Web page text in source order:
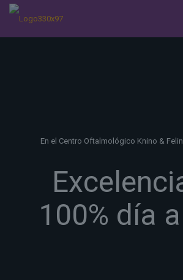
En el Centro Oftalmológico Knino &
100% día